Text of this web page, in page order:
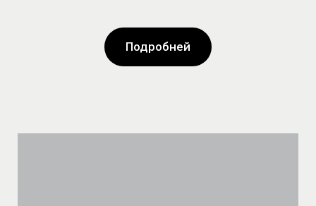
Подробней